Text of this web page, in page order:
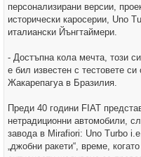
персонализирани версии,
исторически каросерии, Uno
италиански Йънгтаймери.
- Достъпна кола мечта, този
е бил известен с тестовете
Жакарепагуа в Бразилия.
Преди 40 години FIAT
нетрадиционни автомобили,
завода в Mirafiori: Uno Turbo
„джобни ракети“, време,